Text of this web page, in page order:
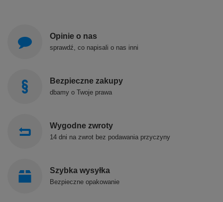
Opinie o nas
sprawdź, co napisali o nas inni
Bezpieczne zakupy
dbamy o Twoje prawa
Wygodne zwroty
14 dni na zwrot bez podawania przyczyny
Szybka wysyłka
Bezpieczne opakowanie